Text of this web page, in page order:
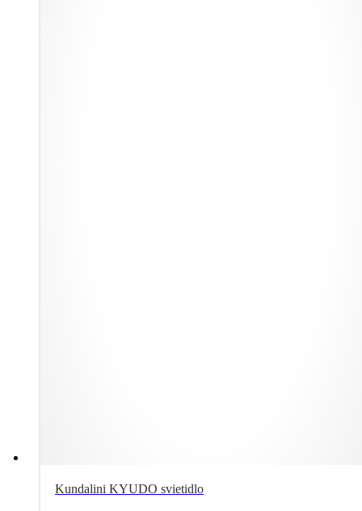
Kundalini KYUDO svietidlo